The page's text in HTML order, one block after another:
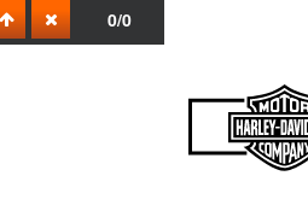
0/0